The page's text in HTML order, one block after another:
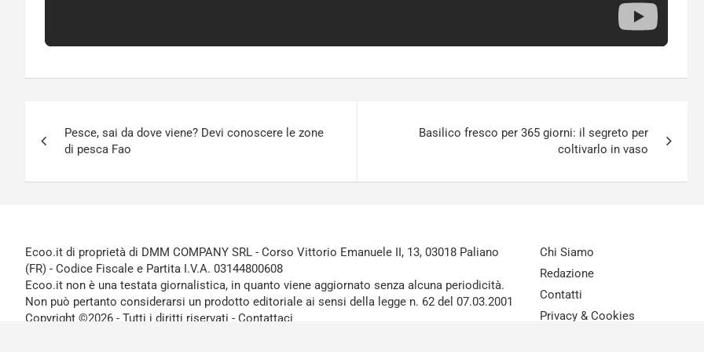
articoli
Pesce, sai da dove viene? Devi conoscere le zone
di pesca Fao
Basilico fresco per 365 giorni: il segreto per
coltivarlo in vaso
Ecoo.it di proprietà di DMM COMPANY SRL - Corso Vittorio Emanuele II, 13, 03018 Paliano
(FR) - Codice Fiscale e Partita I.V.A. 03144800608
Ecoo.it non è una testata giornalistica, in quanto viene aggiornato senza alcuna periodicità.
Non può pertanto considerarsi un prodotto editoriale ai sensi della legge n. 62 del 07.03.2001
Copyright ©2026 - Tutti i diritti riservati - Contattaci
Chi Siamo
Redazione
Contatti
Privacy & Cookies